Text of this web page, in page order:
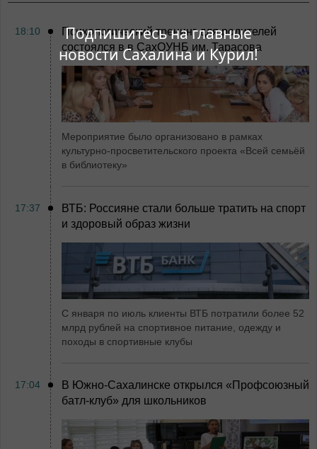
Подпишитесь на главные
новости Сахалина и Курил!
18:10
Психологический тренинг для родителей
состоялся в в СахОУНБ им. Тарасова
Мероприятие было организовано в рамках
культурно-просветительского проекта «Всей семьёй
в библиотеку»
17:37
ВТБ: Россияне стали больше тратить на спорт
и здоровый образ жизни
С января по июль клиенты ВТБ потратили более 52
млрд рублей на спортивное питание, одежду и
походы в спортивные клубы
17:04
В Южно-Сахалинске открылся «Профсоюзный
батл-клуб» для школьников